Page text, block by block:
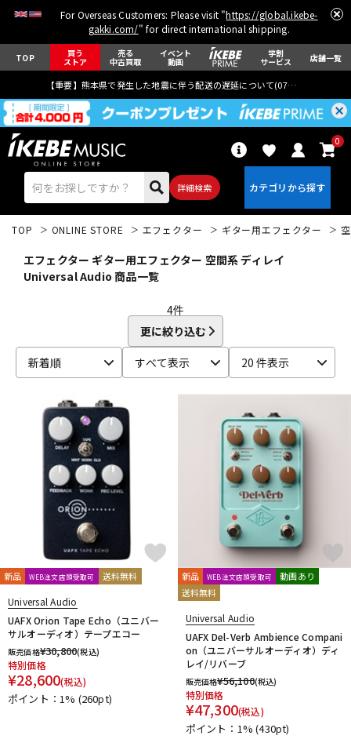
For Overseas Customers: Please visit "https://global.ikebe-
gakki.com/" for direct international shipping.
TOP 買う
ストア
売る
中古買取
イベント
動画
学割
サービス 店舗一覧
【重要】熊本県で発生した地震に伴う配送の遅延について(07月29日
詳細検索
0
ベース ウクレレ
ドラム パーカッション
キーボード 電子ピアノ
管楽器 その他楽器
アンプ
DJ機器 DTM
レコーディング機器
TOP ONLINE STORE エフェクター ギター用エフェクター
エフェクター ギター用エフェクター 空間系 ディレイ
Universal Audio 商品一覧
4件
更に絞り込む
新着順
すべて表示 20 件表示
新品 WEB注文店頭受取可 送料無料
Universal Audio
UAFX Orion Tape Echo（ユニバー
サルオーディオ）テープエコー
販売価格¥30,800(税込)
特別価格
¥28,600(税込)
ポイント：1% (260pt)
新品 WEB注文店頭受取可
動画あり
送料無料
Universal Audio
UAFX Del-Verb Ambience Compani
on（ユニバーサルオーディオ）ディ
レイ/リバーブ
販売価格¥56,100(税込)
特別価格
¥47,300(税込)
ポイント：1%(430pt)